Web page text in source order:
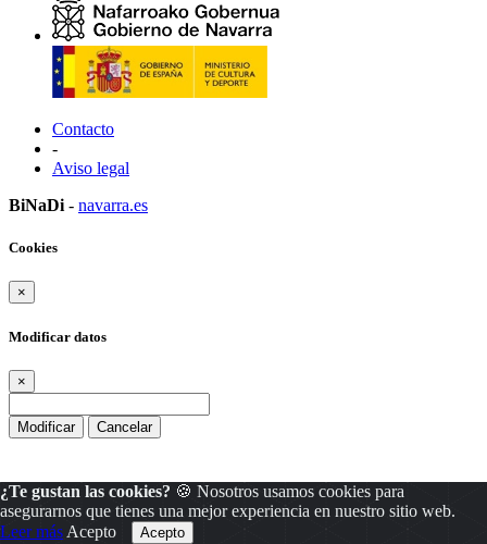
Contacto
-
Aviso legal
BiNaDi - navarra.es
¿Te gustan las cookies? 🍪 Nosotros usamos cookies para
asegurarnos que tienes una mejor experiencia en nuestro sitio web.
Leer más Acepto
Cookies
×
Modificar datos
×
Modificar Cancelar